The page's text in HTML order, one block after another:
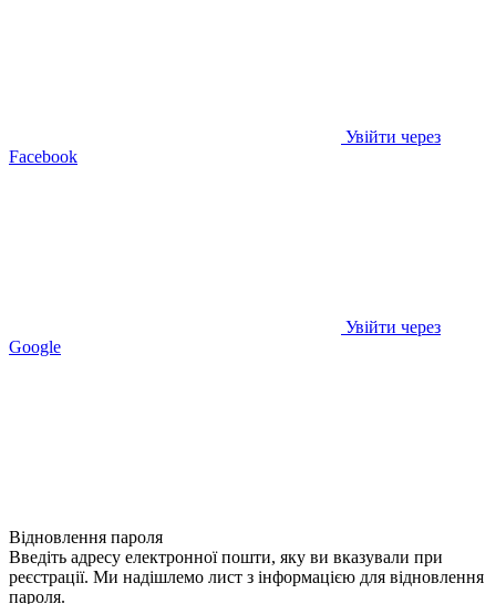
Увійти через
Facebook
Увійти через
Google
Відновлення пароля
Введіть адресу електронної пошти, яку ви вказували при
реєстрації. Ми надішлемо лист з інформацією для відновлення
пароля.